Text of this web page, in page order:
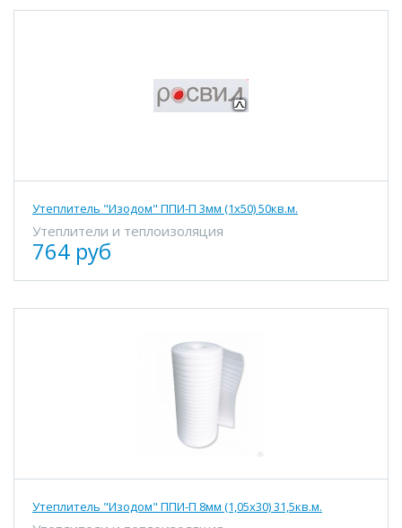
Утеплитель "Изодом" ППИ-П 3мм (1х50) 50кв.м.
Утеплители и теплоизоляция
764 руб
Утеплитель "Изодом" ППИ-П 8мм (1,05х30) 31,5кв.м.